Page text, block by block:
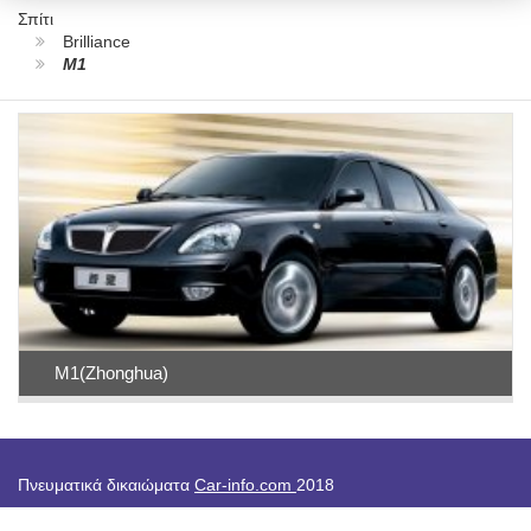
Σπίτι
Brilliance
M1
M1(Zhonghua)
Πνευματικά δικαιώματα Car-info.com 2018